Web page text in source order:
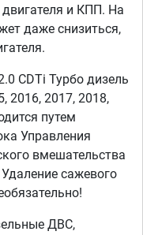
двигателя и КПП. На
даже снизиться,
CDTi Турбо дизель
2016, 2017, 2018,
путем
Управления
вмешательства
сажевого
ДВС,